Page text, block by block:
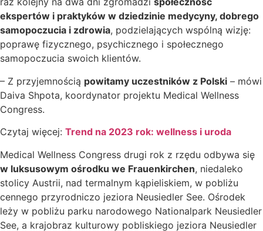
ekspertów i praktyków w dziedzinie medycyny, dobrego
samopoczucia i zdrowia, podzielających wspólną wizję:
poprawę fizycznego, psychicznego i społecznego
samopoczucia swoich klientów.
– Z przyjemnością powitamy uczestników z Polski – mówi
Daiva Shpota, koordynator projektu Medical Wellness
Congress.
Czytaj więcej: Trend na 2023 rok: wellness i uroda
Medical Wellness Congress drugi rok z rzędu odbywa się
w luksusowym ośrodku we Frauenkirchen, niedaleko
stolicy Austrii, nad termalnym kąpieliskiem, w pobliżu
cennego przyrodniczo jeziora Neusiedler See. Ośrodek
leży w pobliżu parku narodowego Nationalpark Neusiedler
See, a krajobraz kulturowy pobliskiego jeziora Neusiedler